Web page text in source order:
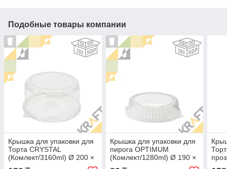
Подобные товары компании
Крышка для упаковки для
Торта CRYSTAL
(Комлект/3160ml) Ø 200 ×
Крышка для упаковки для
пирога OPTIMUM
(Комлект/1280ml) Ø 190 ×